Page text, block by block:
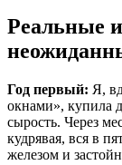
Реальные
Год первый: Я,
окнами», купила
сырость. Через
кудрявая, вся в
железом и